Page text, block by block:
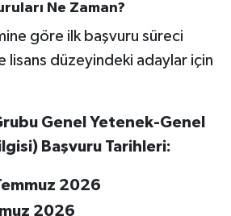
Ne Zaman?
göre ilk başvuru süreci
lisans düzeyindeki adaylar için
Genel Yetenek-Genel
Başvuru Tarihleri:
2026
2026